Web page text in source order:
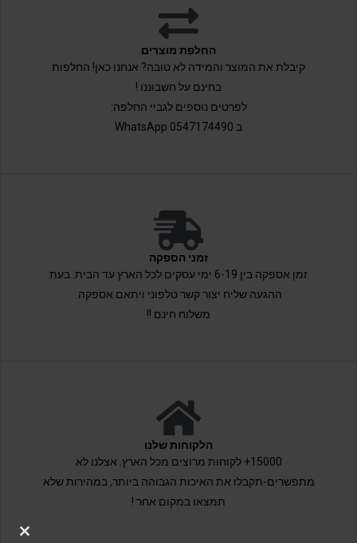
החלפת מוצרים
קיבלת את המוצר והמידה לא טובה? אנחנו כאן! החלפות
בחינם על חשבוננו !
לפרטים נוספים לגביי החלפה:
ב 0547174490 WhatsApp
זמני הספקה
זמן אספקה בין 6-19 ימי עסקים לכל הארץ עד הבית. בעת
ההגעה שליח יצור קשר טלפוני ויתאם אספקה.
משלוח חינם !!
הלקוחות שלנו
15000+ לקוחות מרוצים מכל הארץ. אצלנו לא
מתפשרים-תקבלו את האיכות הגבוהה ביותר, במהירות שלא
תמצאו במקום אחר !